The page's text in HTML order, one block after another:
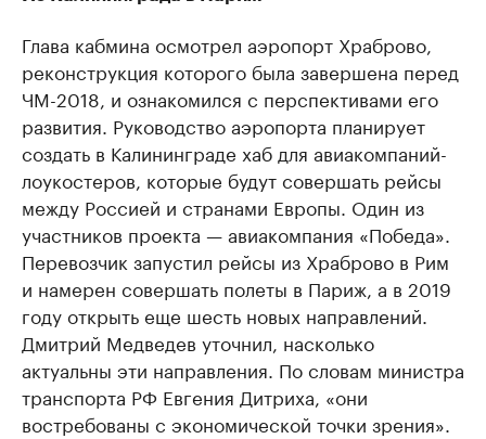
Глава кабмина осмотрел аэропорт Храброво,
реконструкция которого была завершена перед
ЧМ-2018, и ознакомился с перспективами его
развития. Руководство аэропорта планирует
создать в Калининграде хаб для авиакомпаний-
лоукостеров, которые будут совершать рейсы
между Россией и странами Европы. Один из
участников проекта — авиакомпания «Победа».
Перевозчик запустил рейсы из Храброво в Рим
и намерен совершать полеты в Париж, а в 2019
году открыть еще шесть новых направлений.
Дмитрий Медведев уточнил, насколько
актуальны эти направления. По словам министра
транспорта РФ Евгения Дитриха, «они
востребованы с экономической точки зрения».